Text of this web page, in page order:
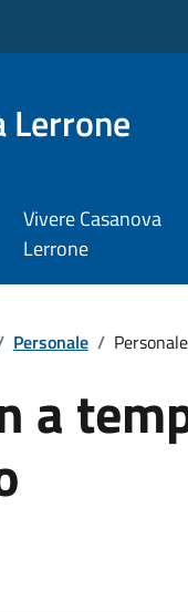
Lerrone
Vivere Casanova
Lerrone
Personale /
a